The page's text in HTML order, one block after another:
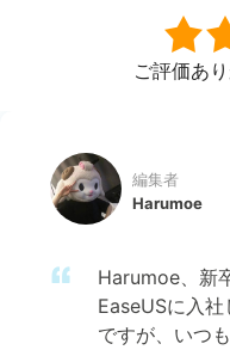
ご評価あ
編集者
Harumoe
Harumoe、新
EaseUSに入
ですが、いつ